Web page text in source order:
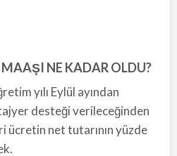
MAAŞI NE KADAR OLDU?
yılı Eylül ayından
desteği verileceğinden
net tutarının yüzde